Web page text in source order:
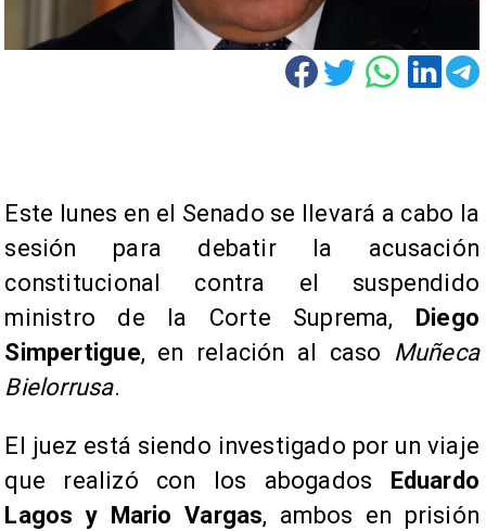
Este lunes en el Senado se llevará a cabo la
sesión para debatir la acusación
constitucional contra el suspendido
ministro de la Corte Suprema, Diego
Simpertigue, en relación al caso Muñeca
Bielorrusa.
El juez está siendo investigado por un viaje
que realizó con los abogados Eduardo
Lagos y Mario Vargas, ambos en prisión